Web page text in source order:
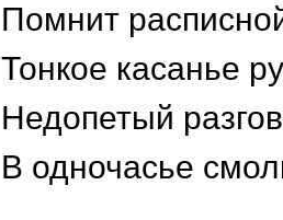
Помнит
Тонкое касанье
Недопетый
В одночасье